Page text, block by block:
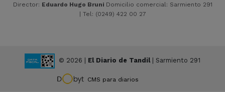
Director: Eduardo Hugo Bruni Domicilio comercial: Sarmiento 291
| Tel: (0249) 422 00 27
© 2026 | El Diario de Tandil| Sarmiento 291
CMS para diarios